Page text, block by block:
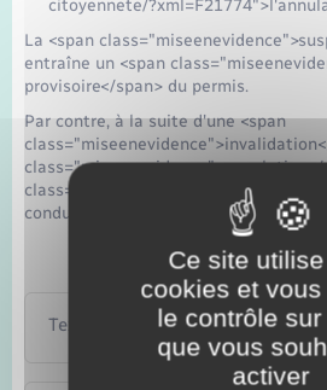
citoyennete/
La <span
entraîne un <span
provisoire</span> du permis.
Par contre, à la suite d'une <span
class="miseenevidence">annulation</
class="miseenevidence"> repasser le
conduite ou seulement le code).
Textes de référence
Ce site
cookies et
le contrôle
que vous
activer